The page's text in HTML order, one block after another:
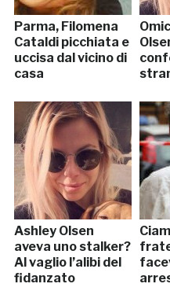
Parma, Filomena
Cataldi picchiata e
uccisa dal vicino di
casa
Ashley Olsen
aveva uno stalker?
Al vaglio l’alibi del
fidanzato